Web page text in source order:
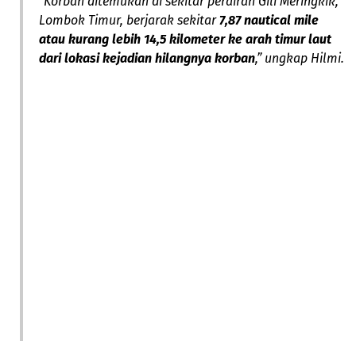
Lombok Timur, berjarak sekitar7,87 nautical mile
atau kurang lebih 14,5 kilometer ke arah timur laut
dari lokasi kejadian hilangnya korban,” ungkap Hilmi.